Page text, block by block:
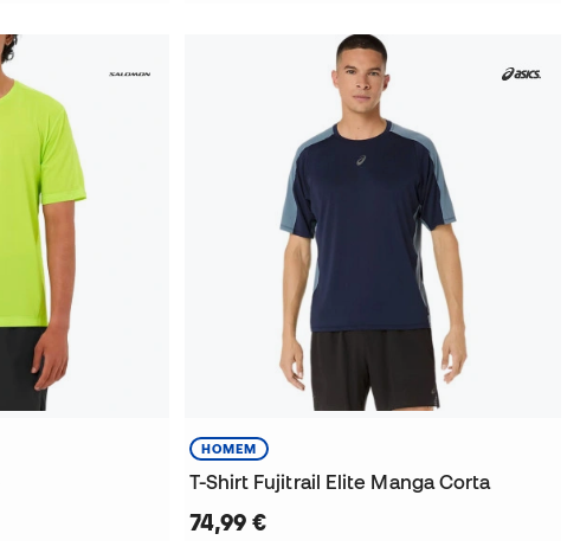
HOMEM
T-Shirt Fujitrail Elite Manga Corta
74,99 €